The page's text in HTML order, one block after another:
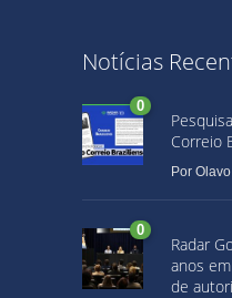
Notícias
0
Correio
Por
0
Radar
anos
de